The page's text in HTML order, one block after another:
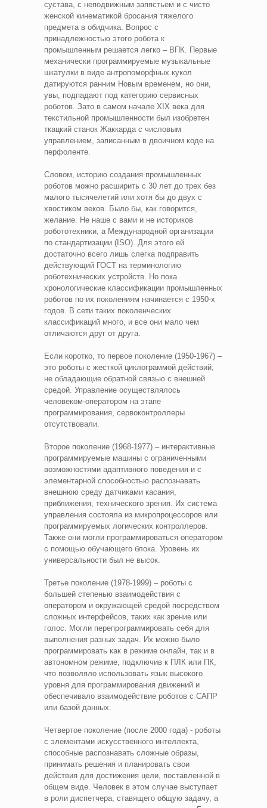
сустава, с неподвижным запястьем и с чисто
женской кинематикой бросания тяжелого
предмета в обидчика. Вопрос с
принадлежностью этого робота к
промышленным решается легко – ВПК. Первые
механически программируемые музыкальные
шкатулки в виде антропоморфных кукол
датируются ранним Новым временем, но они,
увы, подпадают под категорию сервисных
роботов. Зато в самом начале XIX века для
текстильной промышленности был изобретен
ткацкий станок Жаккарда с числовым
управлением, записанным в двоичном коде на
перфоленте.
Словом, историю создания промышленных
роботов можно расширить с 30 лет до трех без
малого тысячелетий или хотя бы до двух с
хвостиком веков. Было бы, как говорится,
желание. Не наше с вами и не историков
робототехники, а Международной организации
по стандартизации (ISO). Для этого ей
достаточно всего лишь слегка подправить
действующий ГОСТ на терминологию
роботехнических устройств. Но пока
хронологические классификации промышленных
роботов по их поколениям начинается с 1950-х
годов. В сети таких поколенческих
классификаций много, и все они мало чем
отличаются друг от друга.
Если коротко, то первое поколение (1950-1967) –
это роботы с жесткой циклограммой действий,
не обладающие обратной связью с внешней
средой. Управление осуществлялось
человеком-оператором на этапе
программирования, сервоконтроллеры
отсутствовали.
Второе поколение (1968-1977) – интерактивные
программируемые машины с ограниченными
возможностями адаптивного поведения и с
элементарной способностью распознавать
внешнюю среду датчиками касания,
приближения, технического зрения. Их система
управления состояла из микропроцессоров или
программируемых логических контроллеров.
Также они могли программироваться оператором
с помощью обучающего блока. Уровень их
универсальности был не высок.
Третье поколение (1978-1999) – роботы с
большей степенью взаимодействия с
оператором и окружающей средой посредством
сложных интерфейсов, таких как зрение или
голос. Могли перепрограммировать себя для
выполнения разных задач. Их можно было
программировать как в режиме онлайн, так и в
автономном режиме, подключив к ПЛК или ПК,
что позволяло использовать язык высокого
уровня для программирования движений и
обеспечивало взаимодействие роботов с САПР
или базой данных.
Четвертое поколение (после 2000 года) - роботы
с элементами искусственного интеллекта,
способные распознавать сложные образы,
принимать решения и планировать свои
действия для достижения цели, поставленной в
общем виде. Человек в этом случае выступает
в роли диспетчера, ставящего общую задачу, а